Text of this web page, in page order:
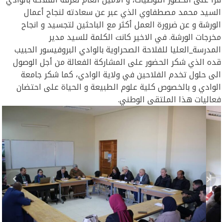
السيد محمد مصطفاوي الذي عبر عن سعادته لنجاح أعمال
الورشة و عن ضرورة العمل أكثر مع الباحثين لتجسيد و انجاح
مخرجات الورشة. في الاخير كانت الكلمة للسيد مدير
المدرسة_العليا للفلاحة الصحراوية بالوادي البروفيسور الحبيب
قده الذي شكر الحضور على المشاركة الفعالة من أجل الوصول
الى حلول تخدم الفلاحين في ولاية الوادي، كما شكر جامعة
الوادي و بالخصوص كلية علوم الطبيعة و الحياة على احتضان
فعاليات هذا الملتقى الوطني.